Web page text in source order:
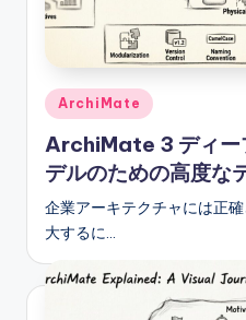
Posted
in
ArchiMate
ArchiMate 3 ディー
デルのための高度な
企業アーキテクチャには正
大するに…